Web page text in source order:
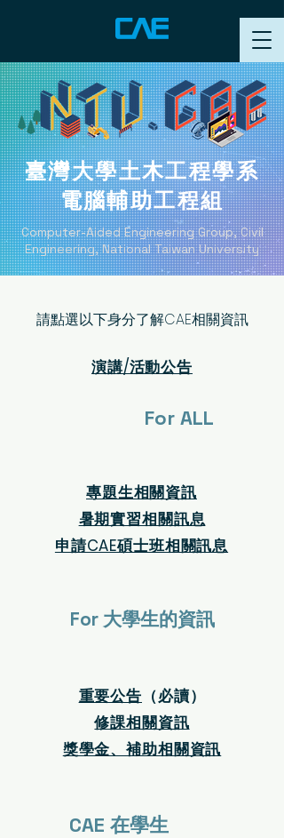
臺灣大學土木工程學系
電腦輔助工程組
Computer-Aided Engineering Group, Civil
Engineering, National Taiwan University
請點選以下身分了解CAE相關資訊
​演講/活動公告
For ALL
​專題生相關資訊
​暑期實習相關訊息
​申請CAE碩士班相關訊息
For 大學生的資訊
重要公告 ​（必讀）
​修課相關資訊
​獎學金、補助相關資訊
CAE 在學生